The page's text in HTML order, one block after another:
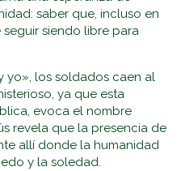
saber que, incluso en
siendo libre para
yo», los soldados caen al
ya que esta
evoca el nombre
revela que la presencia de
allí donde la humanidad
y la soledad.